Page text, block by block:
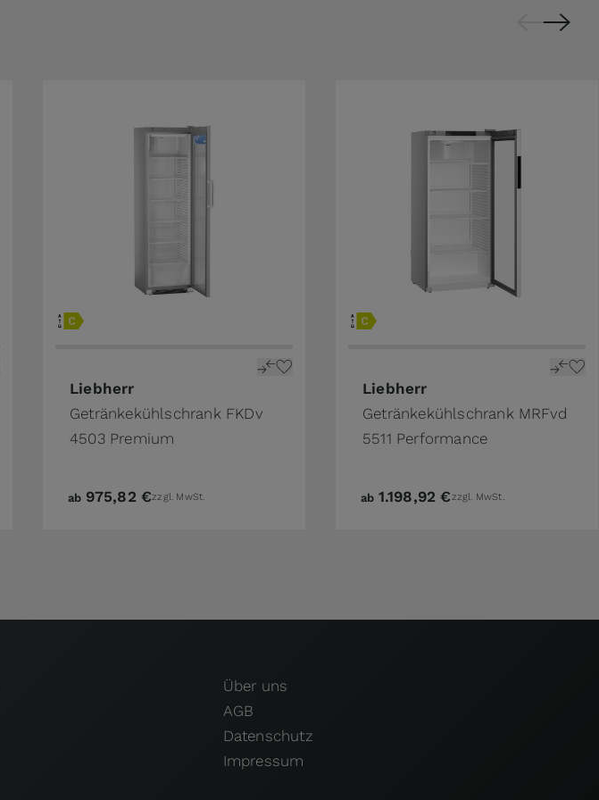
Liebherr
Getränkekühlschrank FKDv
4503 Premium
ab 975,82 €zzgl. MwSt.
Liebherr
Getränkekühlschrank MRFvd
5511 Performance
ab 1.198,92 €zzgl. MwSt.
Über uns
AGB
Datenschutz
Impressum